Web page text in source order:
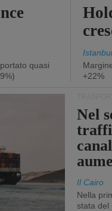
quasi
Istanbul
+22%
Nel
Il Cairo
Nella
stata del